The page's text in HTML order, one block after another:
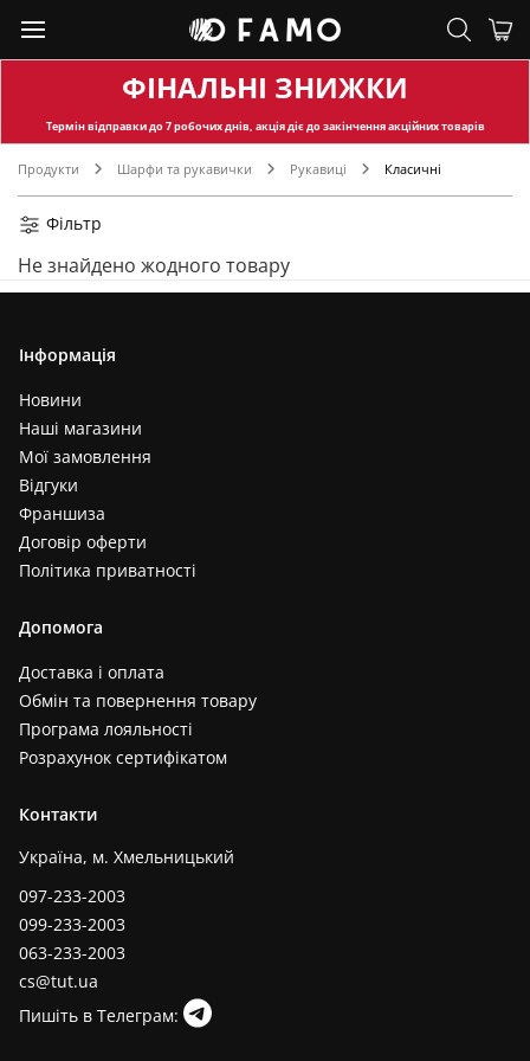
ФІНАЛЬНІ ЗНИЖКИ
Термін відправкидо 7 робочих днів, акція діє до закінчення акційних товарів
Продукти Шарфи та рукавички Рукавиці Класичні
Фільтр
Не знайдено жодного товару
Інформація
Новини
Наші магазини
Мої замовлення
Відгуки
Франшиза
Договір оферти
Політика приватності
Допомога
Доставка і оплата
Обмін та повернення товару
Програма лояльності
Розрахунок сертифікатом
Контакти
Україна, м. Хмельницький
097-233-2003
099-233-2003
063-233-2003
cs@tut.ua
Пишіть в Телеграм: